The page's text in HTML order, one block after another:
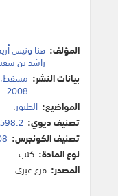
المؤلف: هنا ونيس
راشد بن
بيانات النشر:
2008
.
المواضيع: الطيور.
تصنيف ديوي: 598.2 T.H 2008.
تصنيف الكونجرس:
نوع المادة: كتب
المصدر: فرع عبري